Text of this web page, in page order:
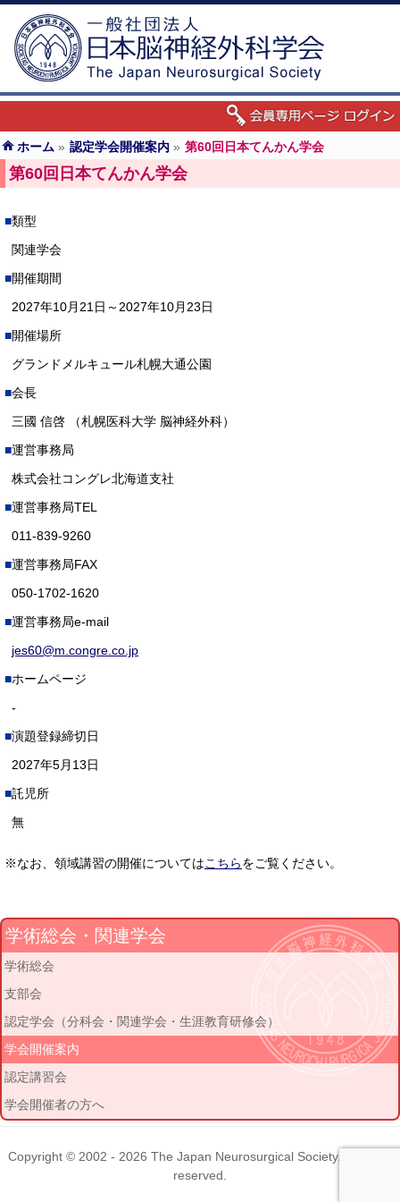
ホーム » 認定学会開催案内 » 第60回日本てんかん学会
第60回日本てんかん学会
類型
関連学会
開催期間
2027年10月21日～2027年10月23日
開催場所
グランドメルキュール札幌大通公園
会長
三國 信啓 （札幌医科大学 脳神経外科）
運営事務局
株式会社コングレ北海道支社
運営事務局TEL
011-839-9260
運営事務局FAX
050-1702-1620
運営事務局e-mail
jes60@m.congre.co.jp
ホームページ
-
演題登録締切日
2027年5月13日
託児所
無
※なお、領域講習の開催についてはこちらをご覧ください。
学術総会・関連学会
学術総会
支部会
認定学会（分科会・関連学会・生涯教育研修会）
学会開催案内
認定講習会
学会開催者の方へ
Copyright © 2002 - 2026 The Japan Neurosurgical Society. All rights
reserved.